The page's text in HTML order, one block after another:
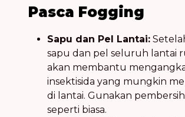
Pasca Fogging
Sapu dan Pel Lantai:
sapu dan pel seluruh lantai
akan membantu
insektisida yang mungkin
di lantai. Gunakan
seperti biasa.